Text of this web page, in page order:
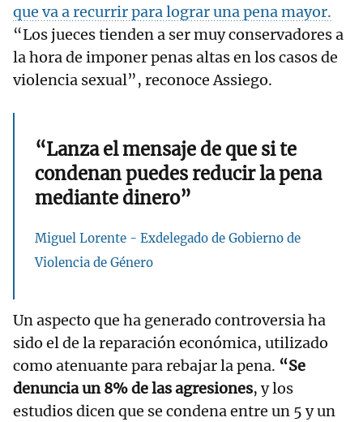
que va a recurrir para lograr una pena mayor.
“Los jueces tienden a ser muy conservadores a
la hora de imponer penas altas en los casos de
violencia sexual”, reconoce Assiego.
“Lanza el mensaje de que si te
condenan puedes reducir la pena
mediante dinero”
Miguel Lorente - Exdelegado de Gobierno de
Violencia de Género
Un aspecto que ha generado controversia ha
sido el de la reparación económica, utilizado
como atenuante para rebajar la pena. “Se
denuncia un 8% de las agresiones, y los
estudios dicen que se condena entre un 5 y un